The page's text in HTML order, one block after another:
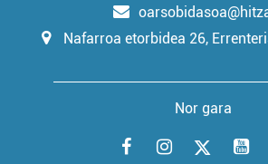
Nafarroa etorbidea 26,
Nor gara